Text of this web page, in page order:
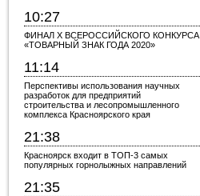
10:27
ФИНАЛ X ВСЕРОССИЙСКОГО КОНКУРСА
«ТОВАРНЫЙ ЗНАК ГОДА 2020»
11:14
Перспективы использования научных
разработок для предприятий
строительства и лесопромышленного
комплекса Красноярского края
21:38
Красноярск входит в ТОП-3 самых
популярных горнолыжных направлений
21:35